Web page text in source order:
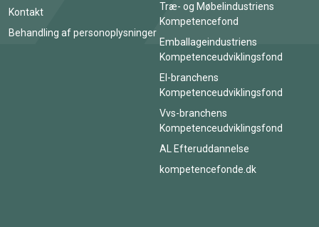
Kontakt
Behandling af personoplysninger
Træ- og Møbelindustriens
Kompetencefond
Emballageindustriens
Kompetenceudviklingsfond
El-branchens
Kompetenceudviklingsfond
Vvs-branchens
Kompetenceudviklingsfond
AL Efteruddannelse
kompetencefonde.dk